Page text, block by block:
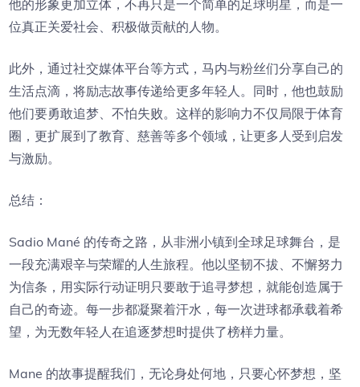
他的形象更加立体，不再只是一个简单的足球明星，而是一
位真正关爱社会、积极做贡献的人物。
此外，通过社交媒体平台等方式，马内与粉丝们分享自己的
生活点滴，将励志故事传递给更多年轻人。同时，他也鼓励
他们要勇敢追梦、不怕失败。这样的影响力不仅局限于体育
圈，更扩展到了教育、慈善等多个领域，让更多人受到启发
与激励。
总结：
Sadio Mané 的传奇之路，从非洲小镇到全球足球舞台，是
一段充满艰辛与荣耀的人生旅程。他以坚韧不拔、不懈努力
为信条，用实际行动证明只要敢于追寻梦想，就能创造属于
自己的奇迹。每一步都凝聚着汗水，每一次进球都承载着希
望，为无数年轻人在追逐梦想时提供了榜样力量。
Mane 的故事提醒我们，无论身处何地，只要心怀梦想，坚